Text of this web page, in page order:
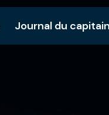
Journal du